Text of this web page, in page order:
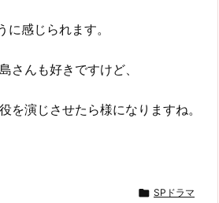
感じられます。
さんも好きですけど、
を演じさせたら様になりますね。
 SPドラマ